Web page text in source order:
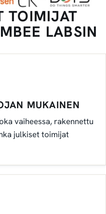
TOIMIJAT
LABSIN
MUKAINEN
vaiheessa, rakennettu
julkiset toimijat